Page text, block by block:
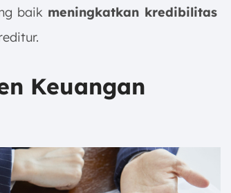
baik meningkatkan kredibilitas
Keuangan